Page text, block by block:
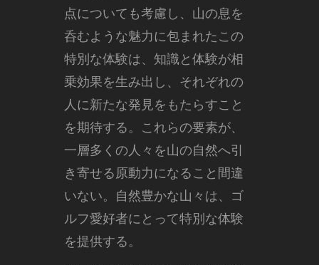
点についても考慮し、山の息を
呑むような魅力に包まれたこの
特別な体験は、知識と体験が相
乗効果を生み出し、それぞれの
人に新たな発見をもたらすこと
を期待する。これらの要素が、
一層多くの人々を山の自然へ引
き寄せる原動力になること間違
いない。自然豊かな山々は、ゴ
ルフ愛好者にとって特別な体験
を提供する。